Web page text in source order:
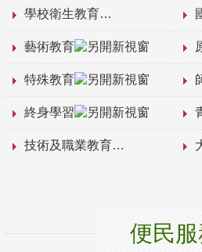
學校衛生教育
藝術教育
特殊教育
終身學習
技術及職業教育
便民